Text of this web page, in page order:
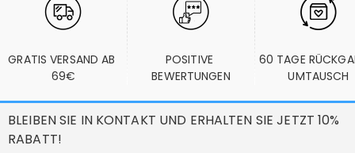
GRATIS VERSAND AB
69€
POSITIVE
BEWERTUNGEN
60 TAGE
UMTAUSCH
BLEIBEN SIE IN KONTAKT UND ERHALTEN SIE JETZT 10%
RABATT!